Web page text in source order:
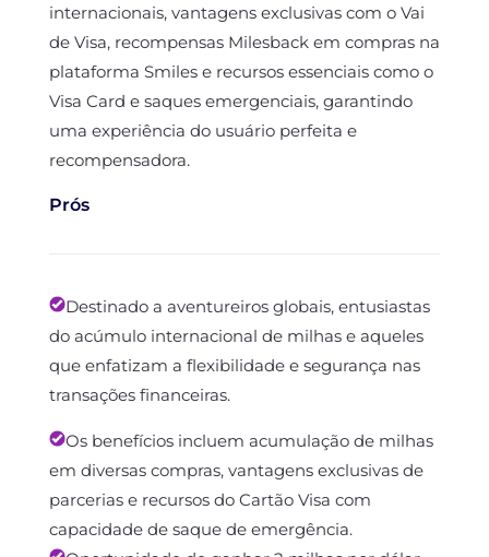
internacionais, vantagens exclusivas com o Vai
de Visa, recompensas Milesback em compras na
plataforma Smiles e recursos essenciais como o
Visa Card e saques emergenciais, garantindo
uma experiência do usuário perfeita e
recompensadora.
Prós
Destinado a aventureiros globais, entusiastas
do acúmulo internacional de milhas e aqueles
que enfatizam a flexibilidade e segurança nas
transações financeiras.
Os benefícios incluem acumulação de milhas
em diversas compras, vantagens exclusivas de
parcerias e recursos do Cartão Visa com
capacidade de saque de emergência.